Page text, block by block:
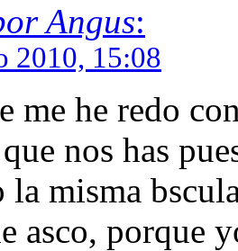
Angus:
2010, 15:08
me he redo
nos has
la misma
asco, porque